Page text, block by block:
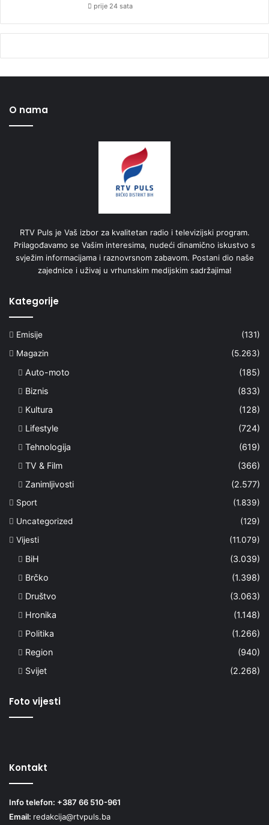
prije 24 sata
O nama
RTV Puls je Vaš izbor za kvalitetan radio i televizijski program.
Prilagođavamo se Vašim interesima, nudeći dinamično iskustvo s
svježim informacijama i raznovrsnom zabavom. Postani dio naše
zajednice i uživaj u vrhunskim medijskim sadržajima!
Kategorije
Emisije
(131)
Magazin
(5.263)
Auto-moto
(185)
Biznis
(833)
Kultura
(128)
Lifestyle
(724)
Tehnologija
(619)
TV & Film
(366)
Zanimljivosti
(2.577)
Sport
(1.839)
Uncategorized
(129)
Vijesti
(11.079)
BiH
(3.039)
Brčko
(1.398)
Društvo
(3.063)
Hronika
(1.148)
Politika
(1.266)
Region
(940)
Svijet
(2.268)
Foto vijesti
Kontakt
Info telefon: +387 66 510-961
Email: redakcija@rtvpuls.ba